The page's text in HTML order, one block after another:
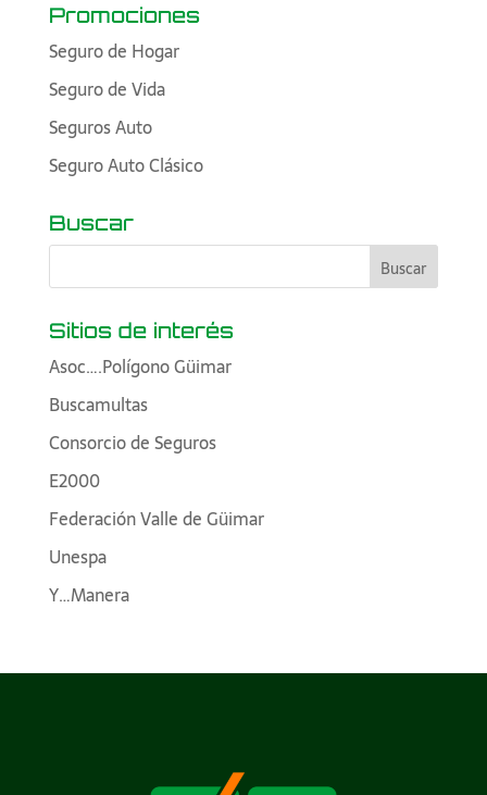
Promociones
Seguro de Hogar
Seguro de Vida
Seguros Auto
Seguro Auto Clásico
Buscar
Sitios de interés
Asoc….Polígono Güimar
Buscamultas
Consorcio de Seguros
E2000
Federación Valle de Güimar
Unespa
Y…Manera